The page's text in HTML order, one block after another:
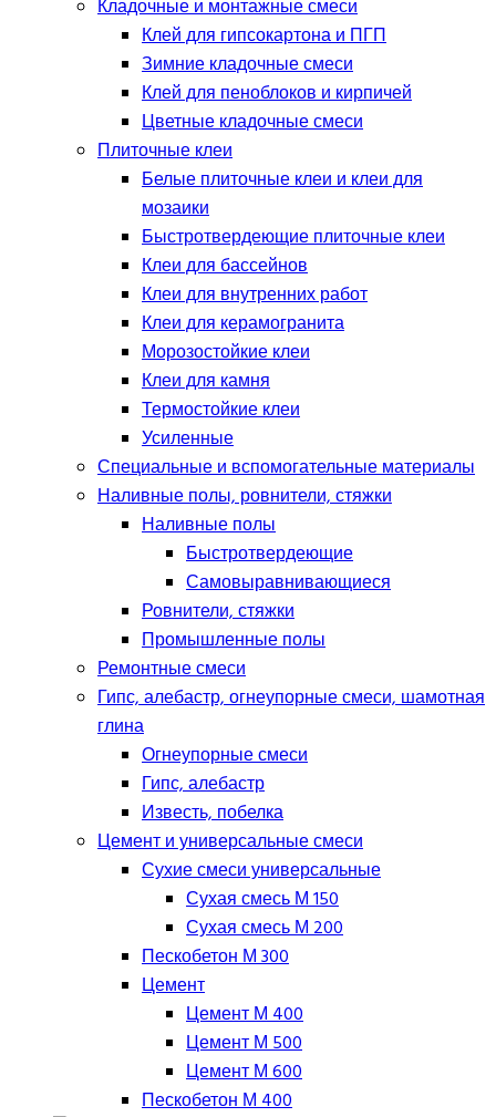
Кладочные и монтажные смеси
Клей для гипсокартона и ПГП
Зимние кладочные смеси
Клей для пеноблоков и кирпичей
Цветные кладочные смеси
Плиточные клеи
Белые плиточные клеи и клеи для
мозаики
Быстротвердеющие плиточные клеи
Клеи для бассейнов
Клеи для внутренних работ
Клеи для керамогранита
Морозостойкие клеи
Клеи для камня
Термостойкие клеи
Усиленные
Специальные и вспомогательные материалы
Наливные полы, ровнители, стяжки
Наливные полы
Быстротвердеющие
Самовыравнивающиеся
Ровнители, стяжки
Промышленные полы
Ремонтные смеси
Гипс, алебастр, огнеупорные смеси, шамотная
глина
Огнеупорные смеси
Гипс, алебастр
Известь, побелка
Цемент и универсальные смеси
Сухие смеси универсальные
Сухая смесь М 150
Сухая смесь М 200
Пескобетон М 300
Цемент
Цемент М 400
Цемент М 500
Цемент М 600
Пескобетон М 400